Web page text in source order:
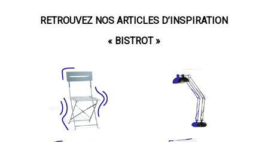
RETROUVEZ NOS ARTICLES D’INSPIRATION
« BISTROT »